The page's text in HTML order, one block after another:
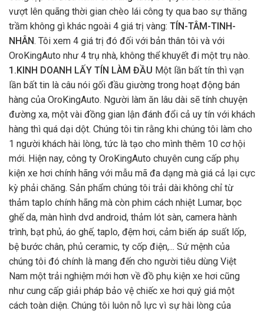
vượt lên quãng thời gian chèo lái công ty qua bao sự thăng
trầm không gì khác ngoài 4 giá trị vàng: TÍN-TÂM-TINH-
NHÂN. Tôi xem 4 giá trị đó đối với bản thân tôi và với
OroKingAuto như 4 trụ nhà, không thể khuyết đi một trụ nào.
1.KINH DOANH LẤY TÍN LÀM ĐẦU Một lần bất tín thì vạn
lần bất tin là câu nói gối đầu giường trong hoạt động bán
hàng của OroKingAuto. Người làm ăn lâu dài sẽ tính chuyện
đường xa, một vài đồng gian lận đánh đổi cả uy tín với khách
hàng thì quá dại dột. Chúng tôi tin rằng khi chúng tôi làm cho
1 người khách hài lòng, tức là tạo cho mình thêm 10 cơ hội
mới. Hiện nay, công ty OroKingAuto chuyên cung cấp phụ
kiện xe hơi chính hãng với mẫu mã đa dạng mà giá cả lại cực
kỳ phải chăng. Sản phẩm chúng tôi trải dài không chỉ từ
thảm taplo chính hãng mà còn phim cách nhiệt Lumar, bọc
ghế da, màn hình dvd android, thảm lót sàn, camera hành
trình, bạt phủ, áo ghế, taplo, đệm hơi, cảm biến áp suất lốp,
bệ bước chân, phủ ceramic, ty cốp điện,... Sứ mệnh của
chúng tôi đó chính là mang đến cho người tiêu dùng Việt
Nam một trải nghiệm mới hơn về đồ phụ kiện xe hơi cũng
như cung cấp giải pháp bảo vệ chiếc xe hơi quý giá một
cách toàn diện. Chúng tôi luôn nỗ lực vì sự hài lòng của